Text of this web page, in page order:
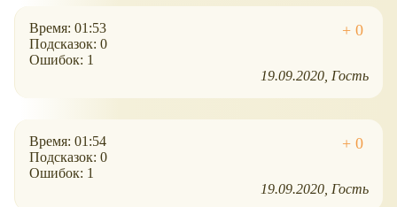
Время: 01:53
Подсказок: 0
Ошибок: 1
19.09.2020 Гость
Время: 01:54
Подсказок: 0
Ошибок: 1
19.09.2020 Гость